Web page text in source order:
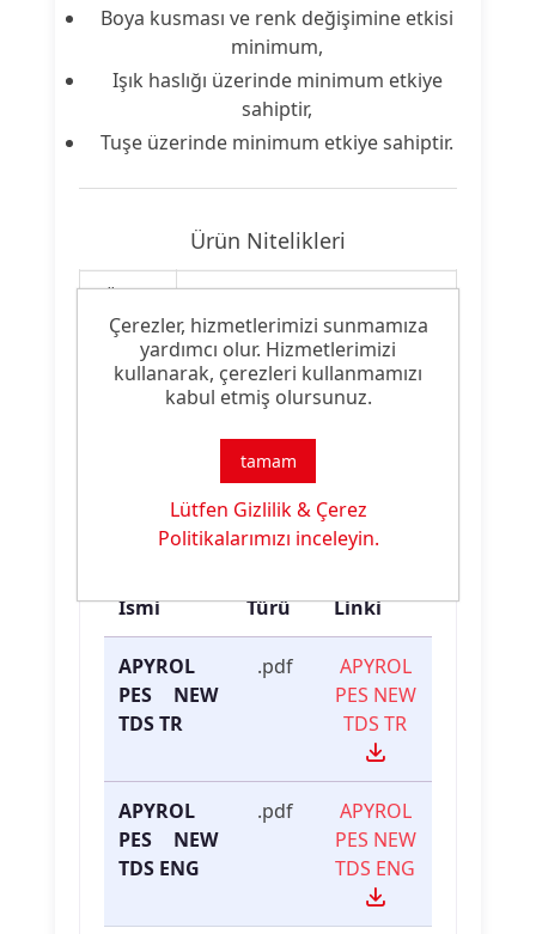
Boya kusması ve renk değişimine etkisi
minimum,
Işık haslığı üzerinde minimum etkiye
sahiptir,
Tuşe üzerinde minimum etkiye sahiptir.
Ürün Nitelikleri
Ürün
Tipi:
Yanmazlık Malzemesi
Ürün
Yıkama Haslığına Sahip
Yanmazlık Malzemesi
Ürün Dokümanları
İsmi
Türü
Linki
APYROL
PES NEW
TDS TR
.pdf
APYROL
PES NEW
TDS TR
APYROL
PES NEW
TDS ENG
.pdf
APYROL
PES NEW
TDS ENG
Çerezler, hizmetlerimizi sunmamıza
yardımcı olur. Hizmetlerimizi
kullanarak, çerezleri kullanmamızı
kabul etmiş olursunuz.
tamam
Lütfen Gizlilik & Çerez
Politikalarımızı inceleyin.